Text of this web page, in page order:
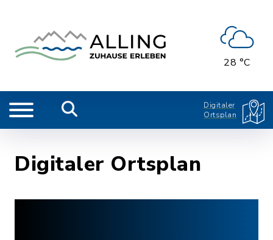
28 °C
Digitaler
Ortsplan
Digitaler Ortsplan